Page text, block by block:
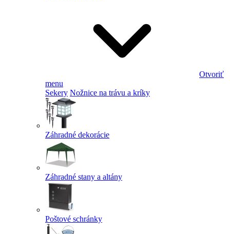
Otvoriť
menu
Sekery Nožnice na trávu a kríky
Záhradné dekorácie
Záhradné stany a altány
Poštové schránky